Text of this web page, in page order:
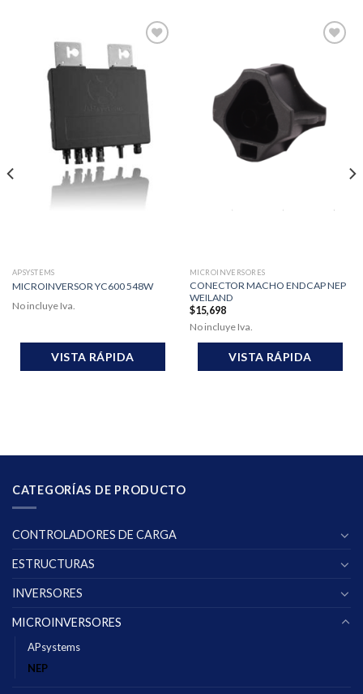
Wishlist
APSYSTEMS
MICROINVERSOR YC600 548W
No incluye Iva.
VISTA RÁPIDA
MICROINVERSORES
CONECTOR MACHO ENDCAP NEP
WEILAND
$15,698
No incluye Iva.
VISTA RÁPIDA
CATEGORÍAS DE PRODUCTO
CONTROLADORES DE CARGA
ESTRUCTURAS
INVERSORES
MICROINVERSORES
APsystems
NEP